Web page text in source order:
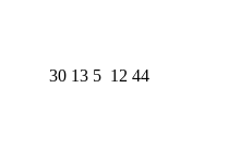
30 13 5 12 44